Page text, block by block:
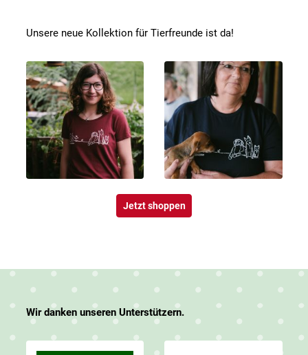
Unsere neue Kollektion für Tierfreunde ist da!
Jetzt shoppen
Wir danken unseren Unterstützern.